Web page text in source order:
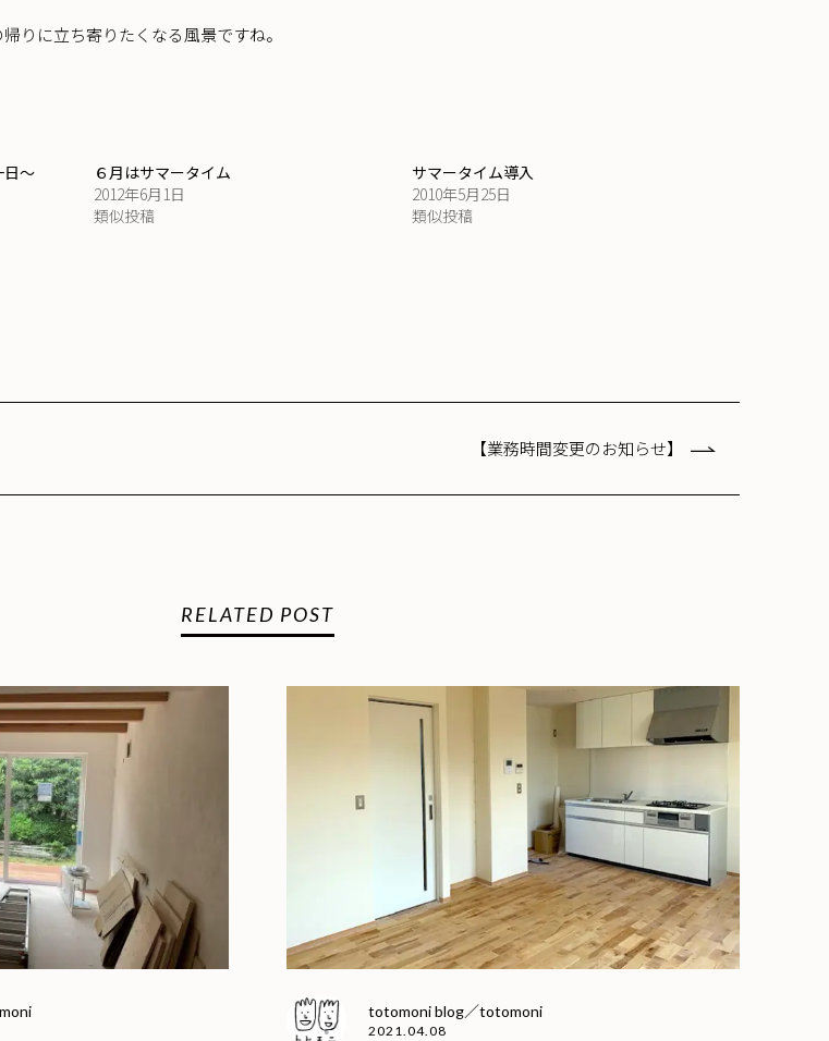
に立ち寄りたくなる風景ですね。
日～
６月はサマータイム
2012年6月1日
類似投稿
サマータイム導入
2010年5月25日
類似投稿
【業務時間変更のお知らせ】
RELATED POST
totomoni blog／totomoni
2021.04.08